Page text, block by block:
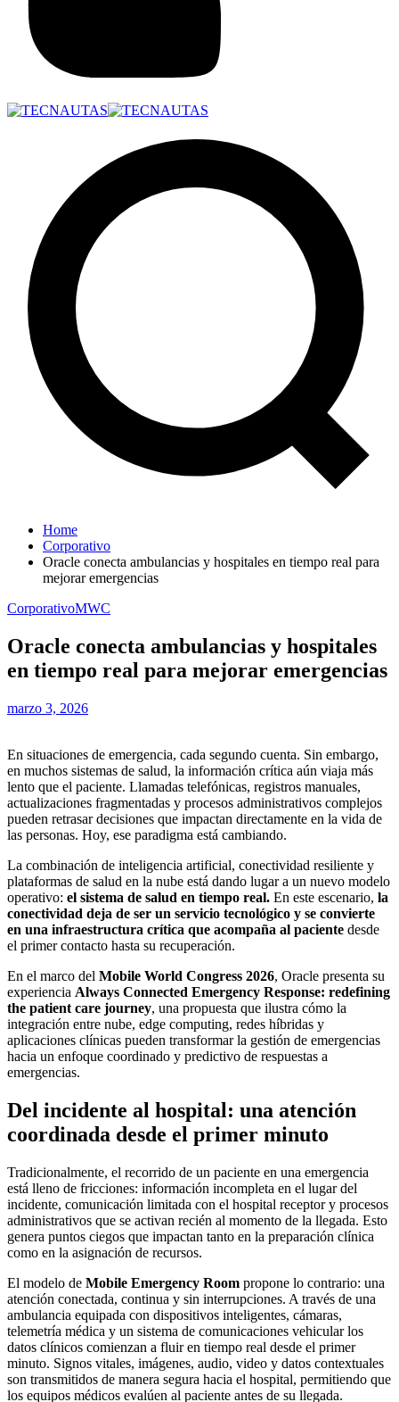
Home
Corporativo
Oracle conecta ambulancias y hospitales en tiempo real para
mejorar emergencias
CorporativoMWC
Oracle conecta ambulancias y hospitales
en tiempo real para mejorar emergencias
marzo 3, 2026
En situaciones de emergencia, cada segundo cuenta. Sin embargo,
en muchos sistemas de salud, la información crítica aún viaja más
lento que el paciente. Llamadas telefónicas, registros manuales,
actualizaciones fragmentadas y procesos administrativos complejos
pueden retrasar decisiones que impactan directamente en la vida de
las personas. Hoy, ese paradigma está cambiando.
La combinación de inteligencia artificial, conectividad resiliente y
plataformas de salud en la nube está dando lugar a un nuevo modelo
operativo: el sistema de salud en tiempo real. En este escenario, la
conectividad deja de ser un servicio tecnológico y se convierte
en una infraestructura crítica que acompaña al paciente desde
el primer contacto hasta su recuperación.
En el marco del Mobile World Congress 2026, Oracle presenta su
experiencia Always Connected Emergency Response: redefining
the patient care journey, una propuesta que ilustra cómo la
integración entre nube, edge computing, redes híbridas y
aplicaciones clínicas pueden transformar la gestión de emergencias
hacia un enfoque coordinado y predictivo de respuestas a
emergencias.
Del incidente al hospital: una atención
coordinada desde el primer minuto
Tradicionalmente, el recorrido de un paciente en una emergencia
está lleno de fricciones: información incompleta en el lugar del
incidente, comunicación limitada con el hospital receptor y procesos
administrativos que se activan recién al momento de la llegada. Esto
genera puntos ciegos que impactan tanto en la preparación clínica
como en la asignación de recursos.
El modelo de Mobile Emergency Room propone lo contrario: una
atención conectada, continua y sin interrupciones. A través de una
ambulancia equipada con dispositivos inteligentes, cámaras,
telemetría médica y un sistema de comunicaciones vehicular los
datos clínicos comienzan a fluir en tiempo real desde el primer
minuto. Signos vitales, imágenes, audio, video y datos contextuales
son transmitidos de manera segura hacia el hospital, permitiendo que
los equipos médicos evalúen al paciente antes de su llegada.